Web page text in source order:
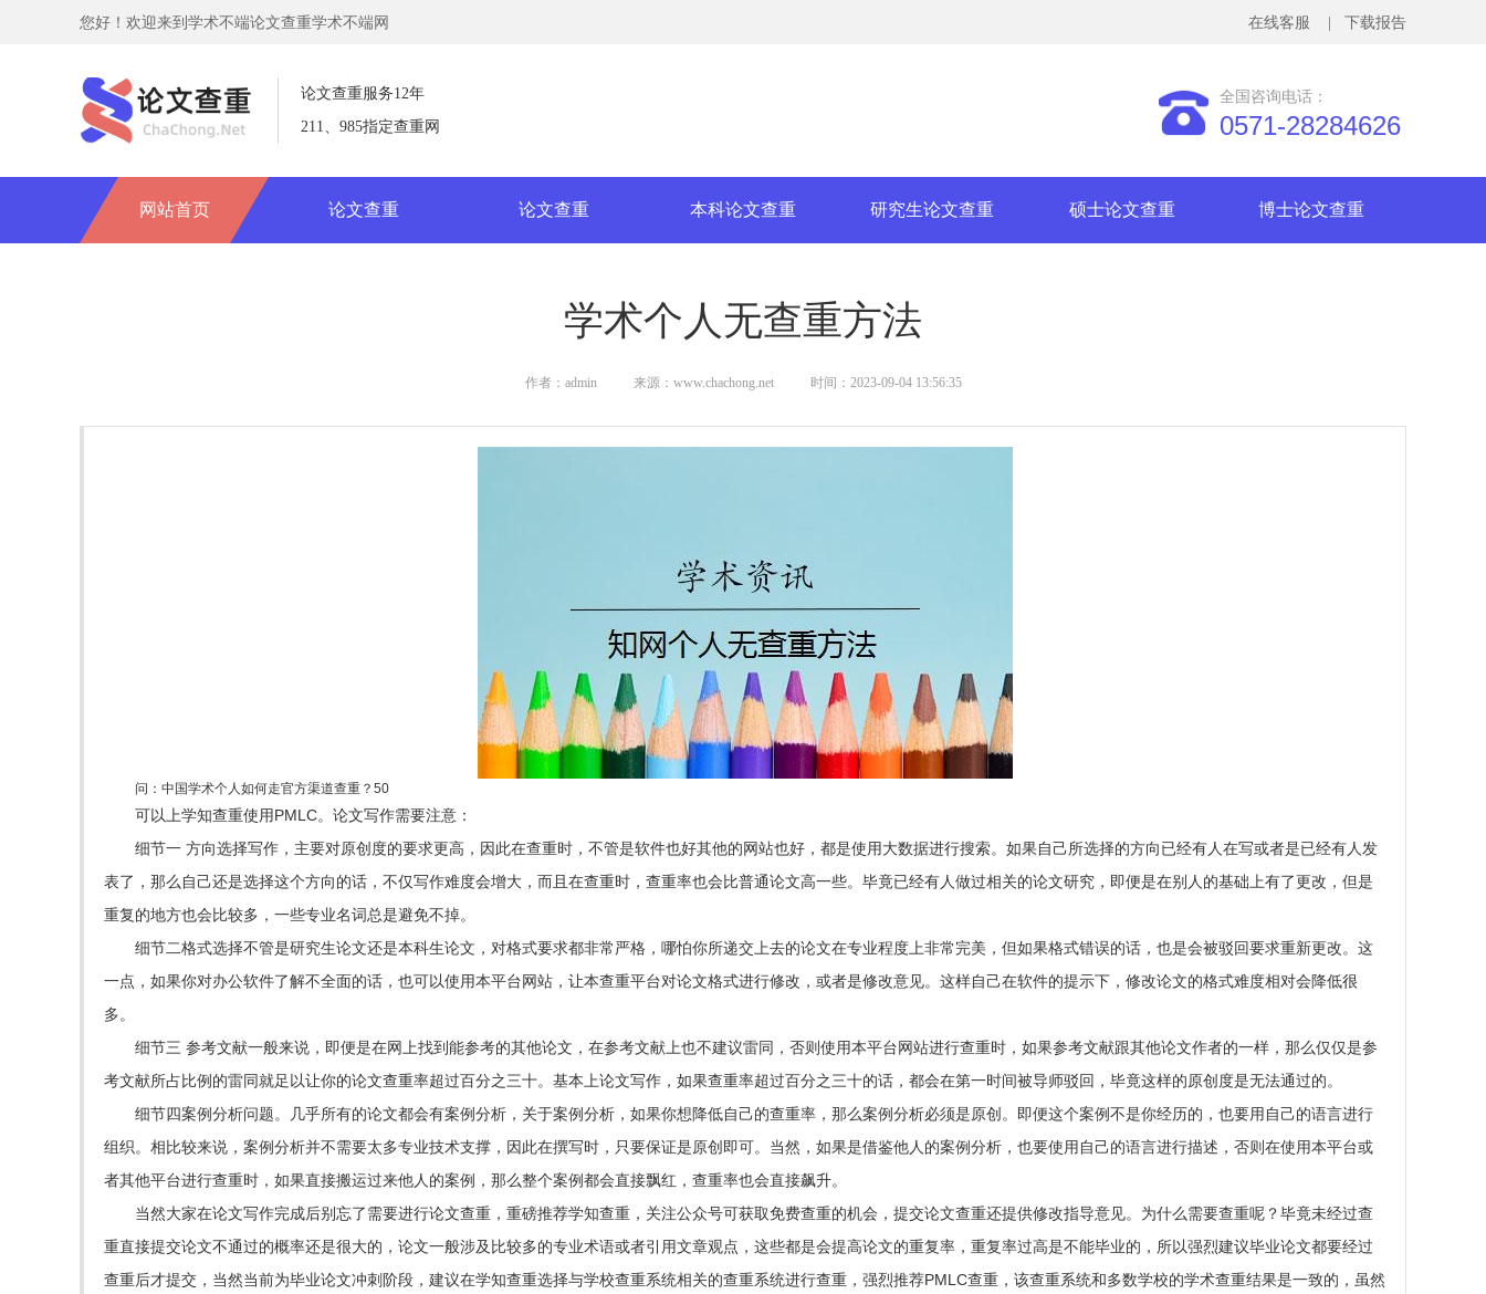
您好！欢迎来到学术不端论文查重学术不端网
网站首页 论文查重 论文查重 本科论文查重 研究生论文查重 硕士论文查重 博士论文查重
论文查重服务12年
211、985指定查重网
全国咨询电话：
0571-28284626
| 下载报告
在线客服
学术个人无查重方法
作者：admin 来源：www.chachong.net 时间：2023-09-04 13:56:35
问：中国学术个人如何走官方渠道查重？50
可以上学知查重使用PMLC。论文写作需要注意：
细节一 方向选择写作，主要对原创度的要求更高，因此在查重时，不管是软件也好其他的网站也好，都是使用大数据进行搜索。如果自己所选择的方向已经有人在写或者是已经有人发
表了，那么自己还是选择这个方向的话，不仅写作难度会增大，而且在查重时，查重率也会比普通论文高一些。毕竟已经有人做过相关的论文研究，即便是在别人的基础上有了更改，但是
重复的地方也会比较多，一些专业名词总是避免不掉。
细节二格式选择不管是研究生论文还是本科生论文，对格式要求都非常严格，哪怕你所递交上去的论文在专业程度上非常完美，但如果格式错误的话，也是会被驳回要求重新更改。这
一点，如果你对办公软件了解不全面的话，也可以使用本平台网站，让本查重平台对论文格式进行修改，或者是修改意见。这样自己在软件的提示下，修改论文的格式难度相对会降低很
多。
细节三 参考文献一般来说，即便是在网上找到能参考的其他论文，在参考文献上也不建议雷同，否则使用本平台网站进行查重时，如果参考文献跟其他论文作者的一样，那么仅仅是参
考文献所占比例的雷同就足以让你的论文查重率超过百分之三十。基本上论文写作，如果查重率超过百分之三十的话，都会在第一时间被导师驳回，毕竟这样的原创度是无法通过的。
细节四案例分析问题。几乎所有的论文都会有案例分析，关于案例分析，如果你想降低自己的查重率，那么案例分析必须是原创。即便这个案例不是你经历的，也要用自己的语言进行
组织。相比较来说，案例分析并不需要太多专业技术支撑，因此在撰写时，只要保证是原创即可。当然，如果是借鉴他人的案例分析，也要使用自己的语言进行描述，否则在使用本平台或
者其他平台进行查重时，如果直接搬运过来他人的案例，那么整个案例都会直接飘红，查重率也会直接飙升。
当然大家在论文写作完成后别忘了需要进行论文查重，重磅推荐学知查重，关注公众号可获取免费查重的机会，提交论文查重还提供修改指导意见。为什么需要查重呢？毕竟未经过查
重直接提交论文不通过的概率还是很大的，论文一般涉及比较多的专业术语或者引用文章观点，这些都是会提高论文的重复率，重复率过高是不能毕业的，所以强烈建议毕业论文都要经过
查重后才提交，当然当前为毕业论文冲刺阶段，建议在学知查重选择与学校查重系统相关的查重系统进行查重，强烈推荐PMLC查重，该查重系统和多数学校的学术查重结果是一致的，虽然